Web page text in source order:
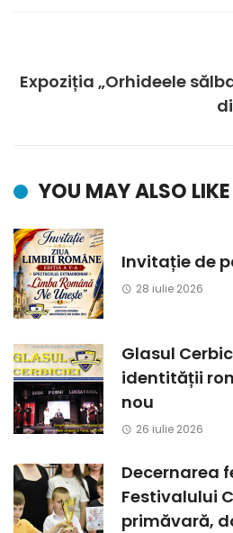
Expoziția „Orhideele
YOU MAY ALSO LIKE
Invitație de
28 iulie 2026
Glasul
identității
nou
26 iulie 2026
Decernarea
Festivalului
primăvară,